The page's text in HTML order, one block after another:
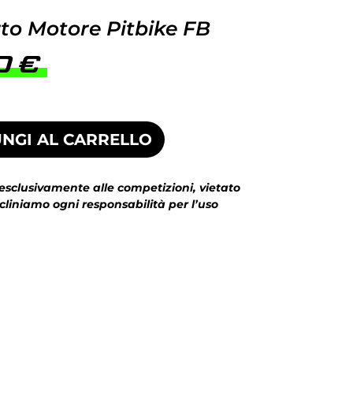
Motore Pitbike FB
€
AL CARRELLO
alle competizioni, vietato
ogni responsabilità per l’uso